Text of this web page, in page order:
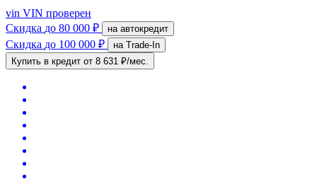
vin VIN проверен
Скидка до 80 000 ₽ на автокредит
Скидка до 100 000 ₽
на Trade-In
Купить в кредит от 8 631 ₽/мес.